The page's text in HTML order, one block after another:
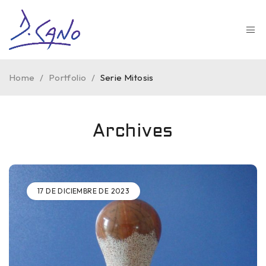
Archives
Home / Portfolio / Serie Mitosis
17 DE DICIEMBRE DE 2023